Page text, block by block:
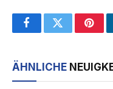
FacebookTwitter
ÄHNLICHE